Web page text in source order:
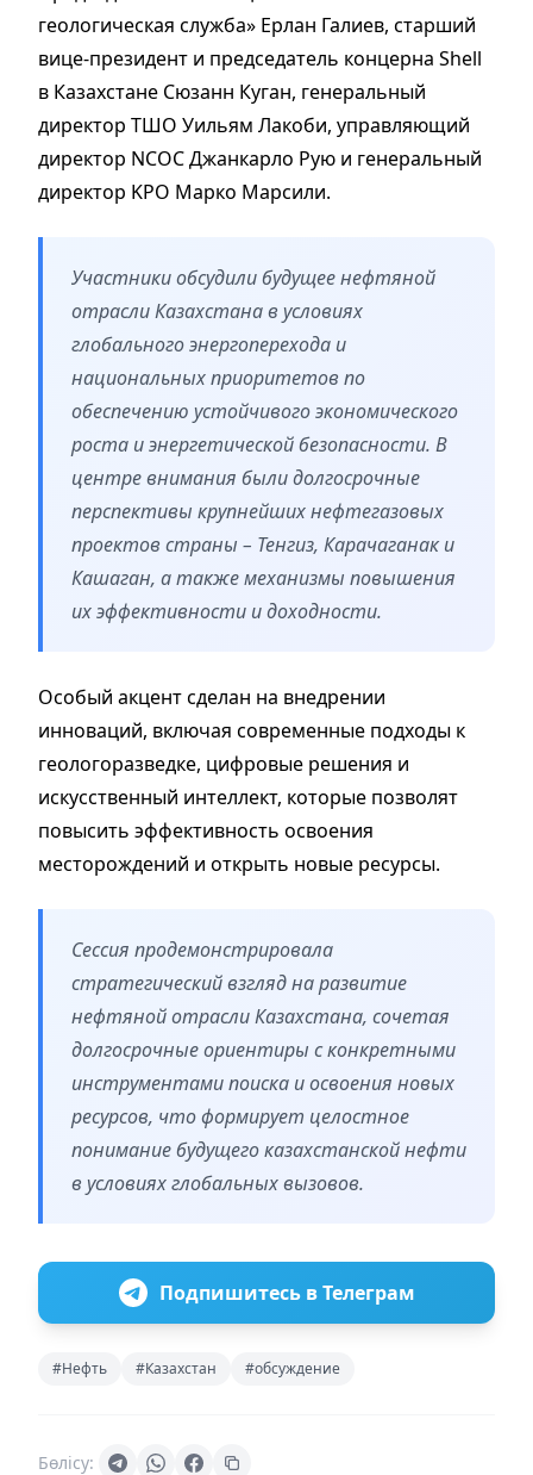
геологическая служба» Ерлан Галиев, старший
вице-президент и председатель концерна Shell
в Казахстане Сюзанн Куган, генеральный
директор ТШО Уильям Лакоби, управляющий
директор NCOC Джанкарло Рую и генеральный
директор KPO Марко Марсили.
Участники обсудили будущее нефтяной
отрасли Казахстана в условиях
глобального энергоперехода и
национальных приоритетов по
обеспечению устойчивого экономического
роста и энергетической безопасности. В
центре внимания были долгосрочные
перспективы крупнейших нефтегазовых
проектов страны – Тенгиз, Карачаганак и
Кашаган, а также механизмы повышения
их эффективности и доходности.
Особый акцент сделан на внедрении
инноваций, включая современные подходы к
геологоразведке, цифровые решения и
искусственный интеллект, которые позволят
повысить эффективность освоения
месторождений и открыть новые ресурсы.
Сессия продемонстрировала
стратегический взгляд на развитие
нефтяной отрасли Казахстана, сочетая
долгосрочные ориентиры с конкретными
инструментами поиска и освоения новых
ресурсов, что формирует целостное
понимание будущего казахстанской нефти
в условиях глобальных вызовов.
Подпишитесь в Телеграм
#Нефть #Казахстан #обсуждение
Бөлісу: